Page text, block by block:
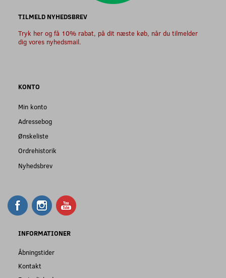
TILMELD NYHEDSBREV
Tryk her og få 10% rabat, på dit næste køb, når du tilmelder
dig vores nyhedsmail.
KONTO
Min konto
Adressebog
Ønskeliste
Ordrehistorik
Nyhedsbrev
INFORMATIONER
Åbningstider
Kontakt